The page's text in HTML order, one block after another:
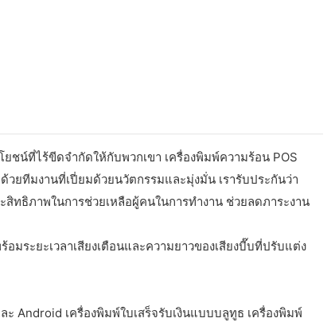
น์ที่ไร้ขีดจำกัดให้กับพวกเขา เครื่องพิมพ์ความร้อน POS
ยทีมงานที่เปี่ยมด้วยนวัตกรรมและมุ่งมั่น เรารับประกันว่า
ธิภาพในการช่วยเหลือผู้คนในการทำงาน ช่วยลดภาระงาน
ระยะเวลาเสียงเตือนและความยาวของเสียงบี๊บที่ปรับแต่ง
Android เครื่องพิมพ์ใบเสร็จรับเงินแบบบลูทูธ เครื่องพิมพ์